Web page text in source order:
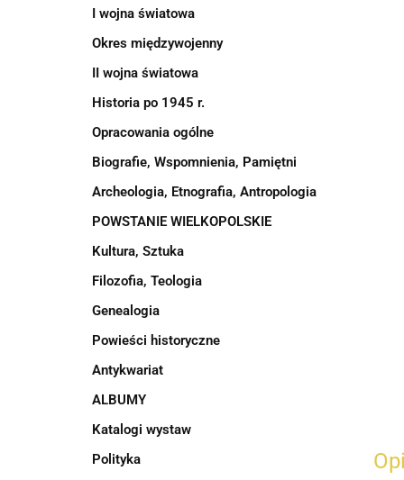
I wojna światowa
Okres międzywojenny
II wojna światowa
Historia po 1945 r.
Opracowania ogólne
Biografie, Wspomnienia, Pamiętni
Archeologia, Etnografia, Antropologia
POWSTANIE WIELKOPOLSKIE
Kultura, Sztuka
Filozofia, Teologia
Genealogia
Powieści historyczne
Antykwariat
ALBUMY
Katalogi wystaw
Polityka